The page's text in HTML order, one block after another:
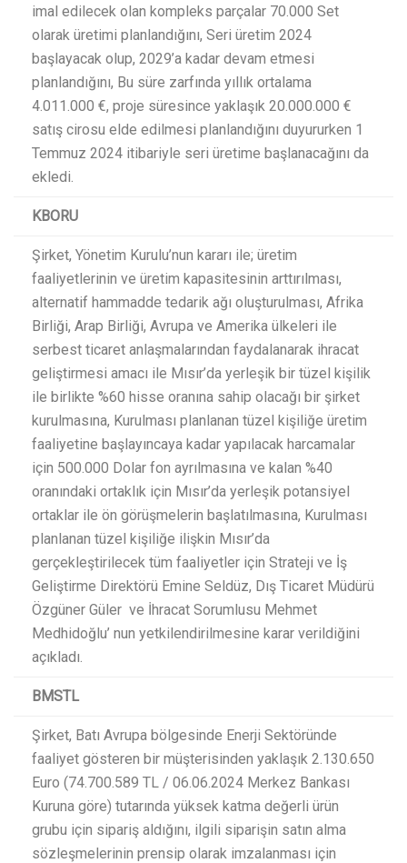
imal edilecek olan kompleks parçalar 70.000 Set
olarak üretimi planlandığını, Seri üretim 2024
başlayacak olup, 2029’a kadar devam etmesi
planlandığını, Bu süre zarfında yıllık ortalama
4.011.000 €, proje süresince yaklaşık 20.000.000 €
satış cirosu elde edilmesi planlandığını duyururken 1
Temmuz 2024 itibariyle seri üretime başlanacağını da
ekledi.​
KBORU
Şirket, Yönetim Kurulu’nun kararı ile; üretim
faaliyetlerinin ve üretim kapasitesinin arttırılması,
alternatif hammadde tedarik ağı oluşturulması, Afrika
Birliği, Arap Birliği, Avrupa ve Amerika ülkeleri ile
serbest ticaret anlaşmalarından faydalanarak ihracat
geliştirmesi amacı ile Mısır’da yerleşik bir tüzel kişilik
ile birlikte %60 hisse oranına sahip olacağı bir şirket
kurulmasına, Kurulması planlanan tüzel kişiliğe üretim
faaliyetine başlayıncaya kadar yapılacak harcamalar
için 500.000 Dolar fon ayrılmasına ve kalan %40
oranındaki ortaklık için Mısır’da yerleşik potansiyel
ortaklar ile ön görüşmelerin başlatılmasına, Kurulması
planlanan tüzel kişiliğe ilişkin Mısır’da
gerçekleştirilecek tüm faaliyetler için Strateji ve İş
Geliştirme Direktörü Emine Seldüz, Dış Ticaret Müdürü
Özgüner Güler ve İhracat Sorumlusu Mehmet
Medhidoğlu’ nun yetkilendirilmesine karar verildiğini
açıkladı.​
BMSTL
Şirket, Batı Avrupa bölgesinde Enerji Sektöründe
faaliyet gösteren bir müşterisinden yaklaşık 2.130.650
Euro (74.700.589 TL / 06.06.2024 Merkez Bankası
Kuruna göre) tutarında yüksek katma değerli ürün
grubu için sipariş aldığını, ilgili siparişin satın alma
sözleşmelerinin prensip olarak imzalanması için